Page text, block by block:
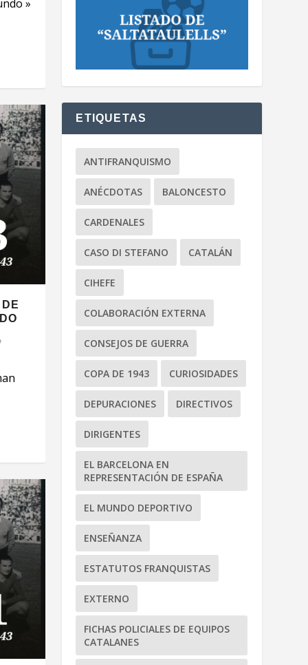
»
ETIQUETAS
ANTIFRANQUISMO
ANÉCDOTAS BALONCESTO
CARDENALES
CASO DI STEFANO CATALÁN
CIHEFE
COLABORACIÓN EXTERNA
CONSEJOS DE GUERRA
COPA DE 1943 CURIOSIDADES
DEPURACIONES DIRECTIVOS
DIRIGENTES
EL BARCELONA EN
REPRESENTACIÓN DE ESPAÑA
EL MUNDO DEPORTIVO
ENSEÑANZA
ESTATUTOS FRANQUISTAS
EXTERNO
FICHAS POLICIALES DE EQUIPOS
CATALANES